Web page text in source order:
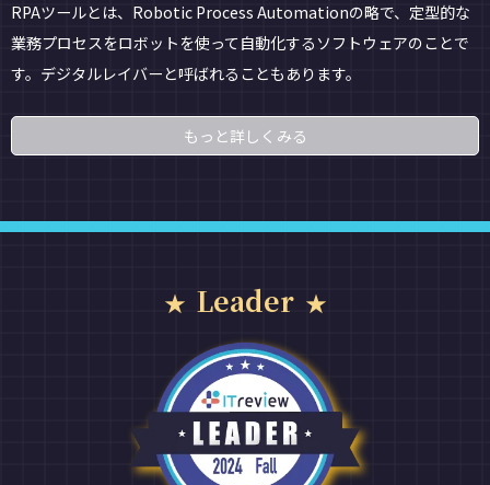
RPAツールとは、Robotic Process Automationの略で、定型的な
業務プロセスをロボットを使って自動化するソフトウェアのことで
す。デジタルレイバーと呼ばれることもあります。
もっと詳しくみる
Leader